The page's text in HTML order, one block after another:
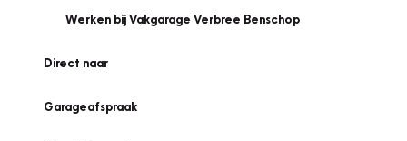
Werken bij Vakgarage Verbree Benschop
Direct naar
Garageafspraak